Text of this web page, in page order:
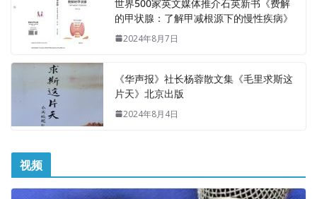
世界500家英文媒体推介石英新书《费解
的甲状腺：了解甲减根源下的慢性疾病》
2024年8月7日
《华声报》社长杨蓉散文集《毛里求斯这
片天》北京出版
2024年8月4日
视频